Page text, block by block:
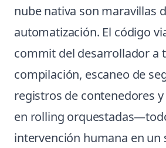
nube nativa son maravillas
automatización. El código
commit del desarrollador a
compilación, escaneo de
registros de contenedores
en rolling
intervención humana en un